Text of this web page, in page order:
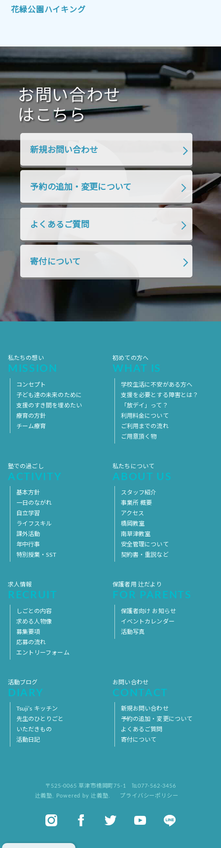
2021年10月 2021年9月
2021年1月 2020年12月 2020年11月
2020年10月 2020年9月 2020年8月
2020年7月 2020年6月 2020年5月
2020年4月 2020年3月 2020年2月
2019年9月
2019年4月
2018年7月 2018年6月
2018年4月 2018年3月 2018年2月
2018年1月 2017年12月
2017年10月 2017年9月 2017年8月
2017年5月
2017年4月
花緑公園ハイキング
お問い合わせ
はこちら
新規お問い合わせ
予約の追加・変更について
よくあるご質問
寄付について
私たちの想い
MISSION
コンセプト
子ども達の未来のために
支援のすき間を埋めたい
療育の方針
チーム療育
初めての方へ
WHAT IS
学校生活に不安がある方へ
支援を必要とする障害とは？
「放デイ」って？
利用料金について
ご利用までの流れ
ご用意頂く物
塾での過ごし
ACTIVITY
基本方針
一日のながれ
自立学習
ライフスキル
課外活動
年中行事
特別授業・SST
私たちについて
ABOUT US
スタッフ紹介
事業所 概要
アクセス
橋岡教室
南草津教室
安全管理について
契約書・重説など
求人情報
RECRUIT
しごとの内容
求める人物像
募集要項
応募の流れ
エントリーフォーム
保護者用 辻だより
FOR PARENTS
保護者向け お知らせ
イベントカレンダー
活動写真
活動ブログ
DIARY
Tsuji’s キッチン
先生のひとりごと
いただきもの
活動日記
お問い合わせ
CONTACT
新規お問い合わせ
予約の追加・変更について
よくあるご質問
寄付について
〒525-0065 草津市橋岡町75-1
℡077-562-3456
辻義塾
Powered by 辻義塾. プライバシーポリシー